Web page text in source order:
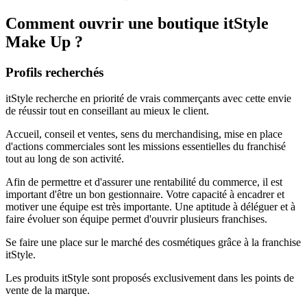
Comment ouvrir une boutique itStyle
Make Up ?
Profils recherchés
itStyle recherche en priorité de vrais commerçants avec cette envie
de réussir tout en conseillant au mieux le client.
Accueil, conseil et ventes, sens du merchandising, mise en place
d'actions commerciales sont les missions essentielles du franchisé
tout au long de son activité.
Afin de permettre et d'assurer une rentabilité du commerce, il est
important d'être un bon gestionnaire. Votre capacité à encadrer et
motiver une équipe est très importante. Une aptitude à déléguer et à
faire évoluer son équipe permet d'ouvrir plusieurs franchises.
Se faire une place sur le marché des cosmétiques grâce à la franchise
itStyle.
Les produits itStyle sont proposés exclusivement dans les points de
vente de la marque.